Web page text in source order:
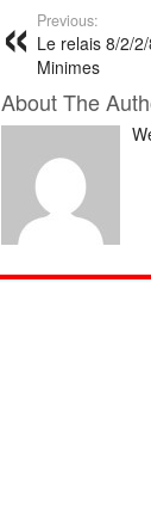
Previous:
Le relais 8/2/
Minimes
About The